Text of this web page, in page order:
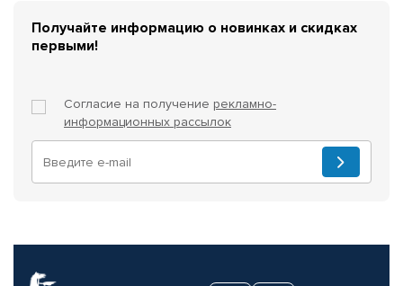
Получайте информацию о новинках и скидках
первыми!
Согласие на получение рекламно-
информационных рассылок